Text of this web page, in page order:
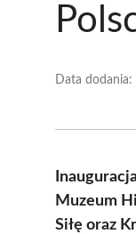
Data dodania:
Muzeum
Siłę oraz